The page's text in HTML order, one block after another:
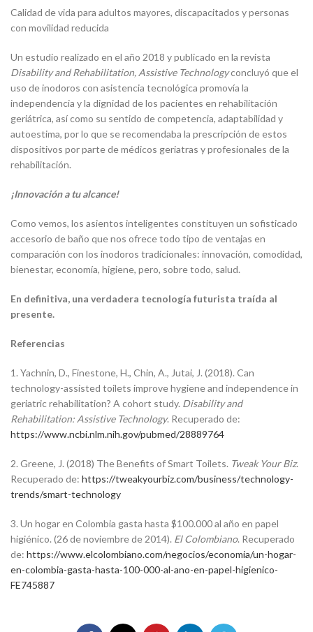
Calidad de vida para adultos mayores, discapacitados y personas
con movilidad reducida
Un estudio realizado en el año 2018 y publicado en la revista
Disability and Rehabilitation, Assistive Technologyconcluyó que el
uso de inodoros con asistencia tecnológica promovía la
independencia y la dignidad de los pacientes en rehabilitación
geriátrica, así como su sentido de competencia, adaptabilidad y
autoestima, por lo que se recomendaba la prescripción de estos
dispositivos por parte de médicos geriatras y profesionales de la
rehabilitación.
¡Innovación a tu alcance!
Como vemos, los asientos inteligentes constituyen un sofisticado
accesorio de baño que nos ofrece todo tipo de ventajas en
comparación con los inodoros tradicionales: innovación, comodidad,
bienestar, economía, higiene, pero, sobre todo, salud.
En definitiva, una verdadera tecnología futurista traída al
presente.
Referencias
1. Yachnin, D., Finestone, H., Chin, A., Jutai, J. (2018). Can
technology-assisted toilets improve hygiene and independence in
geriatric rehabilitation? A cohort study. Disability and
Rehabilitation: Assistive Technology. Recuperado de:
https://www.ncbi.nlm.nih.gov/pubmed/28889764
2. Greene, J. (2018) The Benefits of Smart Toilets. Tweak Your Biz.
Recuperado de: https://tweakyourbiz.com/business/technology-
trends/smart-technology
3. Un hogar en Colombia gasta hasta $100.000 al año en papel
higiénico. (26 de noviembre de 2014). El Colombiano. Recuperado
de: https://www.elcolombiano.com/negocios/economia/un-hogar-
en-colombia-gasta-hasta-100-000-al-ano-en-papel-higienico-
FE745887